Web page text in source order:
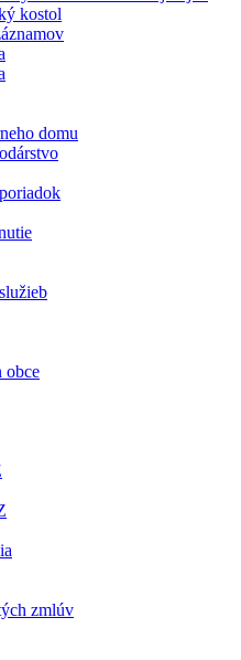
kostol
domu
obce
zmlúv